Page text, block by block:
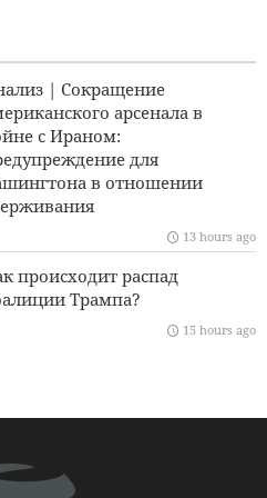
с Ираном —
вариант для прекращения
сионистской армии;
коллапс
на необходимости
Кудс не сломит нашу
| Сокращение
арсенала в
с Ираном:
для
в отношении
13 hours ago
происходит распад
Трампа?
15 hours ago
и
Ираном и Ираком